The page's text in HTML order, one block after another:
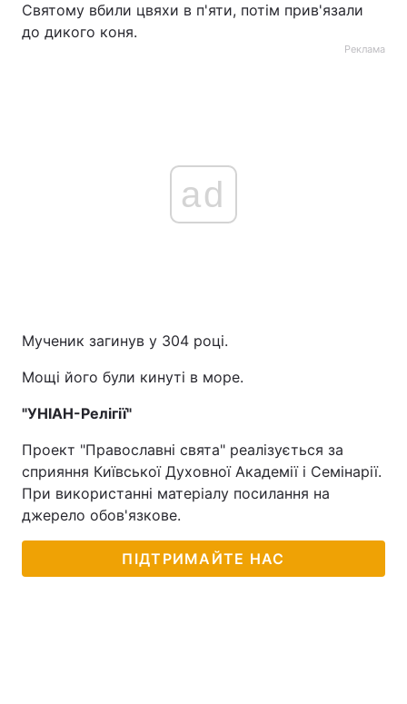
Святому вбили цвяхи в п'яти, потім прив'язали
до дикого коня.
Реклама
ad
Мученик загинув у 304 році.
Мощі його були кинуті в море.
"УНІАН-Релігії"
Проект "Православні свята" реалізується за
сприяння Київської Духовної Академії і Семінарії.
При використанні матеріалу посилання на
джерело обов'язкове.
ПІДТРИМАЙТЕ НАС